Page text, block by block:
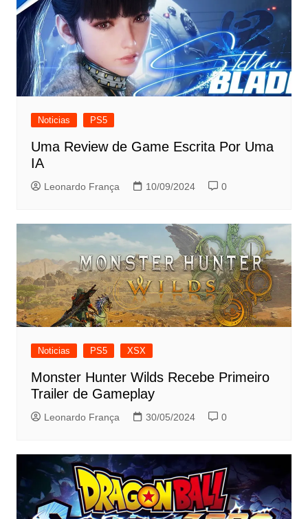
Noticias PS5
Uma Review de Game Escrita Por Uma
IA
Leonardo França 10/09/2024 0
Noticias PS5 XSX
Monster Hunter Wilds Recebe Primeiro
Trailer de Gameplay
Leonardo França 30/05/2024 0